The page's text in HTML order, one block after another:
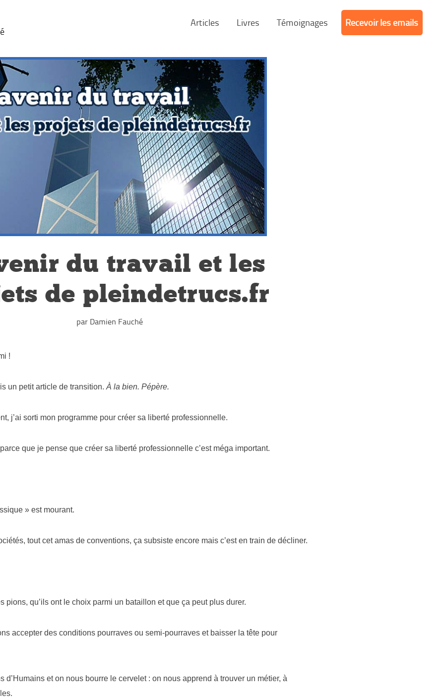
Recevoir les emails
Témoignages
Livres
Articles
du travail et les
de pleindetrucs.fr
par Damien Fauché
!
un petit article de transition. À la bien. Pépère.
j’ai sorti mon programme pour créer sa liberté professionnelle.
que je pense que créer sa liberté professionnelle c’est méga important.
» est mourant.
tout cet amas de conventions, ça subsiste encore mais c’est en train de décliner.
pions, qu’ils ont le choix parmi un bataillon et que ça peut plus durer.
accepter des conditions pourraves ou semi-pourraves et baisser la tête pour
d’Humains et on nous bourre le cervelet : on nous apprend à trouver un métier, à